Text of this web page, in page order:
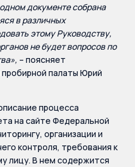
документе собрана
в различных
этому Руководству,
не будет вопросов по
», – поясняет
палаты Юрий
процесса
на сайте Федеральной
организации и
контроля, требования к
лицу. В нем содержится